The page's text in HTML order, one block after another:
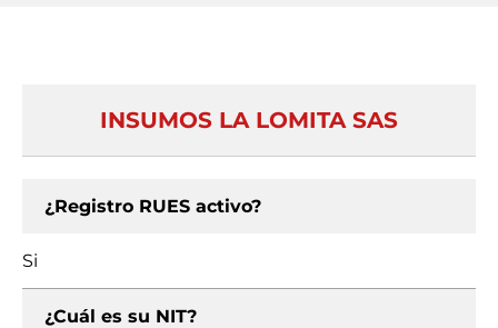
INSUMOS LA LOMITA SAS
¿Registro RUES activo?
Si
¿Cuál es su NIT?